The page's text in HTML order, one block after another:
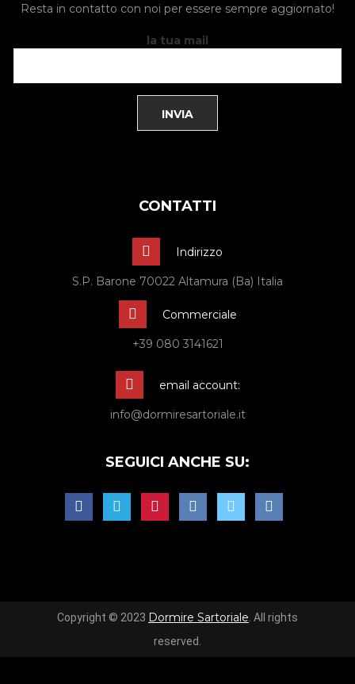
Resta in contatto con noi per essere sempre aggiornato!
la tua mail
CONTATTI
Indirizzo
S.P. Barone 70022 Altamura (Ba) Italia
Commerciale
+39 080 3141621
email account:
info@dormiresartoriale.it
SEGUICI ANCHE SU:
Copyright © 2023 Dormire Sartoriale . All rights
reserved.